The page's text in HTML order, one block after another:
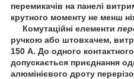
перемикачів на панелі
крутного моменту не менш
Комутаційні елементи
ручкою або штовхачем,
150 А. До одного
допускається приєднання
алюмінієвого дроту